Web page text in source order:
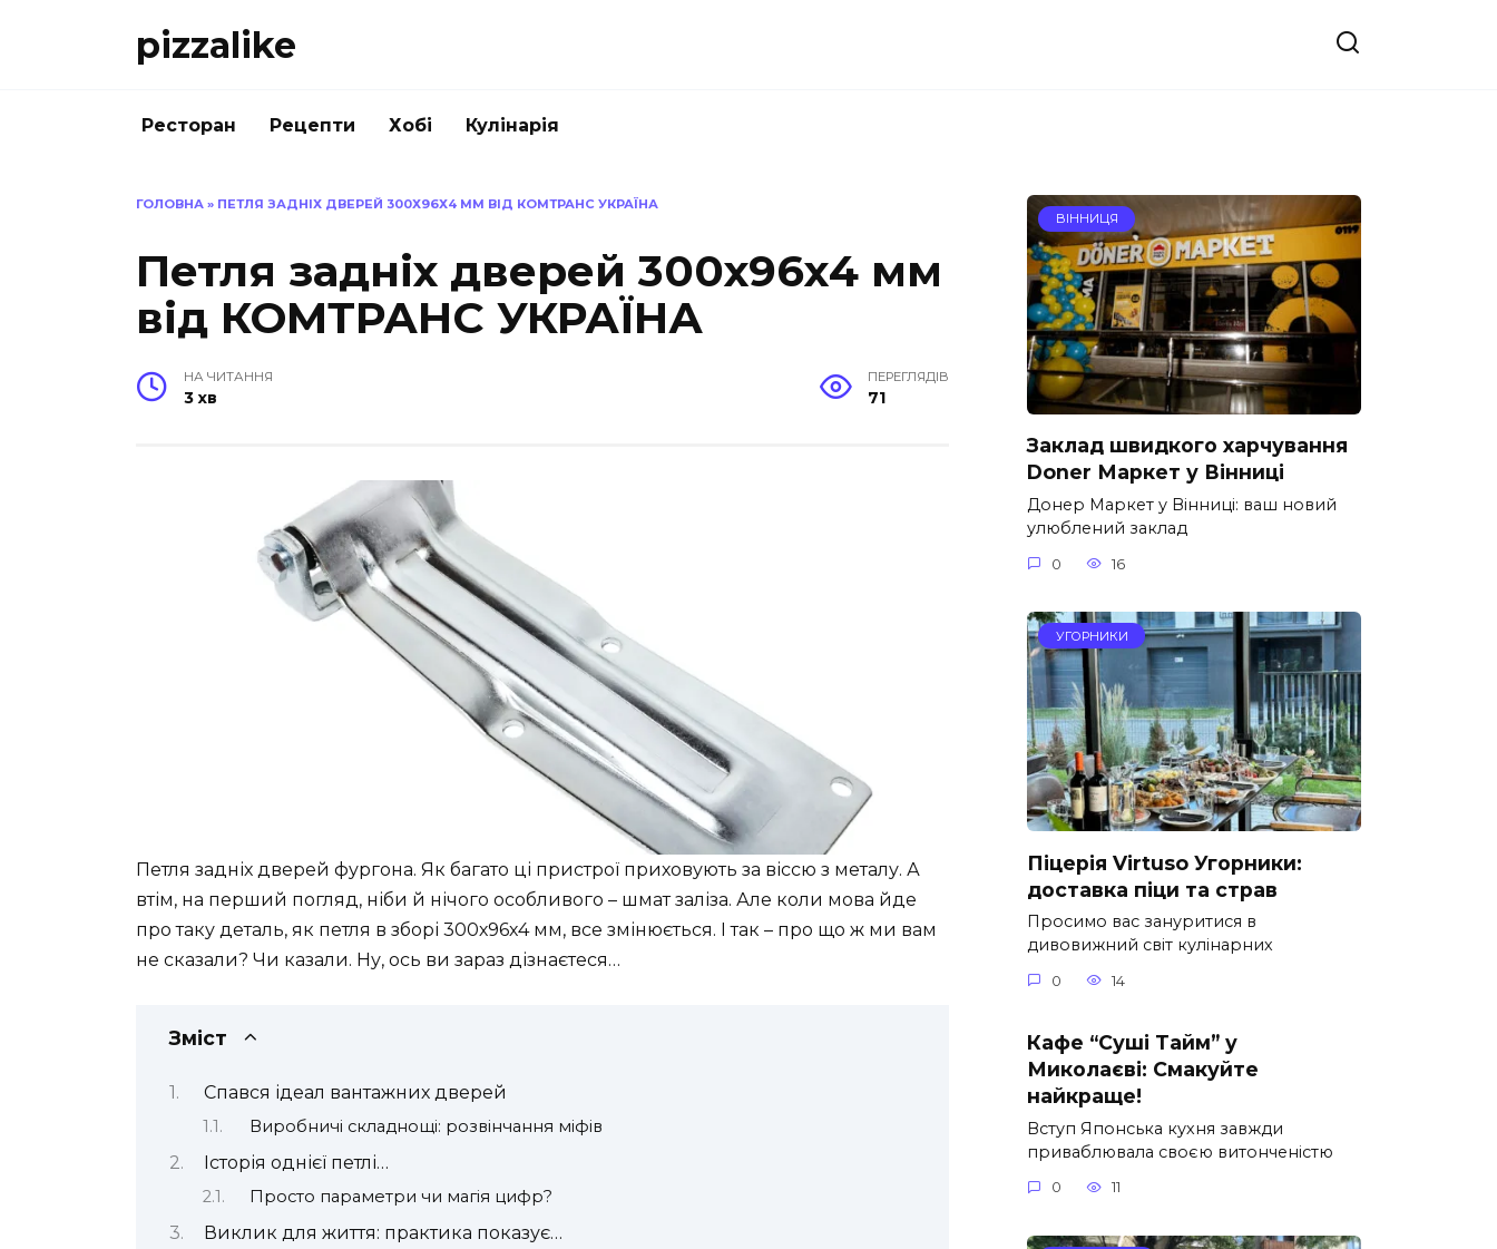
pizzalike
Ресторан Рецепти Хобі Кулінарія
ГОЛОВНА » ПЕТЛЯ ЗАДНІХ ДВЕРЕЙ 300Х96Х4 ММ ВІД КОМТРАНС УКРАЇНА
Петля задніх дверей 300х96х4 мм
від КОМТРАНС УКРАЇНА
НА ЧИТАННЯ
3 хв
ПЕРЕГЛЯДІВ
71
Петля задніх дверей фургона. Як багато ці пристрої приховують за віссю з металу. А
втім, на перший погляд, ніби й нічого особливого – шмат заліза. Але коли мова йде
про таку деталь, як петля в зборі 300х96х4 мм, все змінюється. І так – про що ж ми вам
не сказали? Чи казали. Ну, ось ви зараз дізнаєтеся…
Зміст
Спався ідеал вантажних дверей
Виробничі складнощі: розвінчання міфів
Історія однієї петлі…
Просто параметри чи магія цифр?
Виклик для життя: практика показує…
ВІННИЦЯ
Заклад швидкого харчування
Doner Маркет у Вінниці
Донер Маркет у Вінниці: ваш новий
улюблений заклад
0 16
УГОРНИКИ
Піцерія Virtuso Угорники:
доставка піци та страв
Просимо вас зануритися в
дивовижний світ кулінарних
0 14
Кафе “Суші Тайм” у
Миколаєві: Смакуйте
найкраще!
Вступ Японська кухня завжди
приваблювала своєю витонченістю
0 11